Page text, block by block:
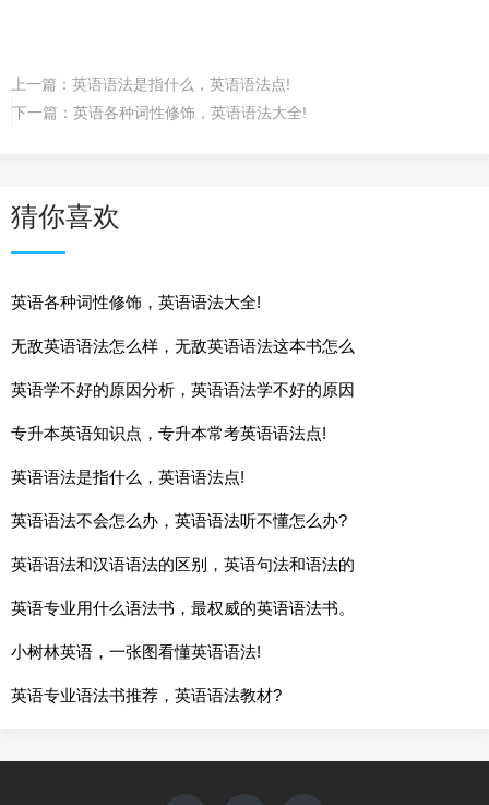
上一篇： 英语语法是指什么，英语语法点!
下一篇： 英语各种词性修饰，英语语法大全!
猜你喜欢
英语各种词性修饰，英语语法大全!
无敌英语语法怎么样，无敌英语语法这本书怎么
英语学不好的原因分析，英语语法学不好的原因
专升本英语知识点，专升本常考英语语法点!
英语语法是指什么，英语语法点!
英语语法不会怎么办，英语语法听不懂怎么办?
英语语法和汉语语法的区别，英语句法和语法的
英语专业用什么语法书，最权威的英语语法书。
小树林英语，一张图看懂英语语法!
英语专业语法书推荐，英语语法教材?